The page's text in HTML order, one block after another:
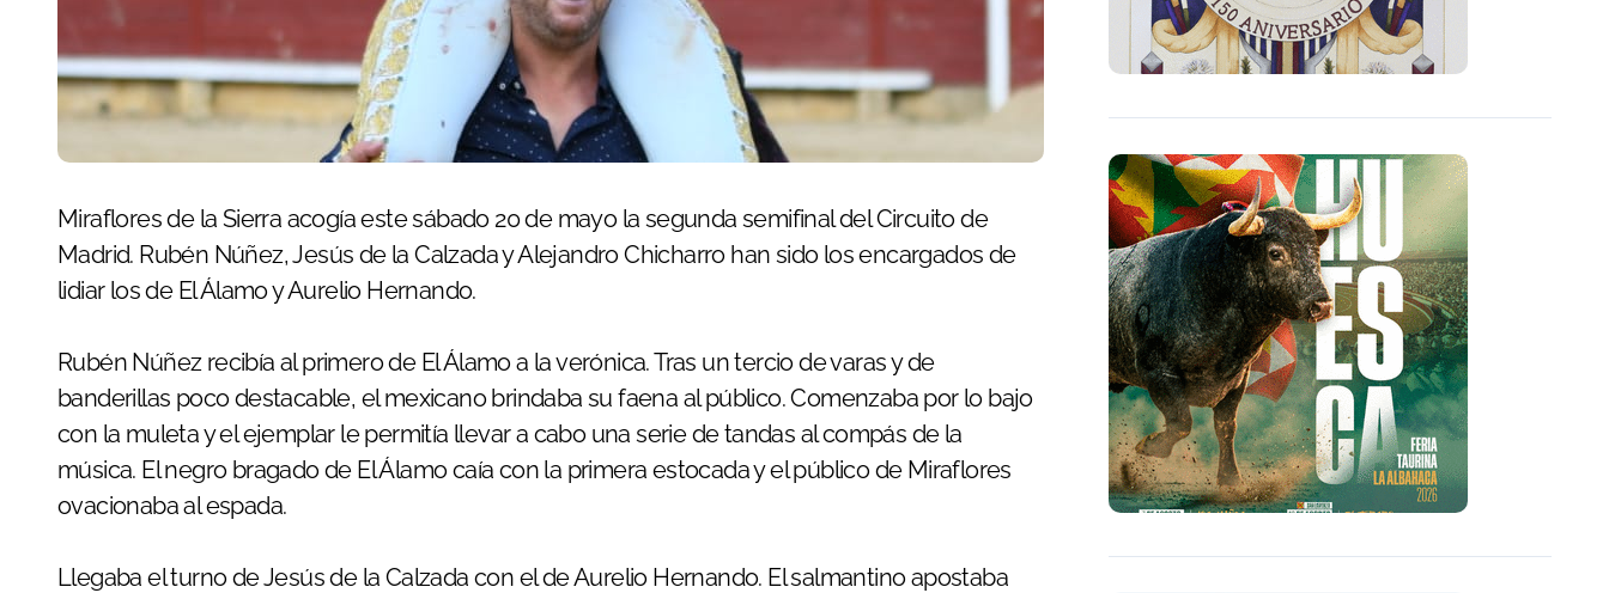
Miraflores de la Sierra acogía este sábado 20 de mayo la segunda semifinal del Circuito de
Madrid. Rubén Núñez, Jesús de la Calzada y Alejandro Chicharro han sido los encargados de
lidiar los de El Álamo y Aurelio Hernando.
Rubén Núñez recibía al primero de El Álamo a la verónica. Tras un tercio de varas y de
banderillas poco destacable, el mexicano brindaba su faena al público. Comenzaba por lo bajo
con la muleta y el ejemplar le permitía llevar a cabo una serie de tandas al compás de la
música. El negro bragado de El Álamo caía con la primera estocada y el público de Miraflores
ovacionaba al espada.
Llegaba el turno de Jesús de la Calzada con el de Aurelio Hernando. El salmantino apostaba